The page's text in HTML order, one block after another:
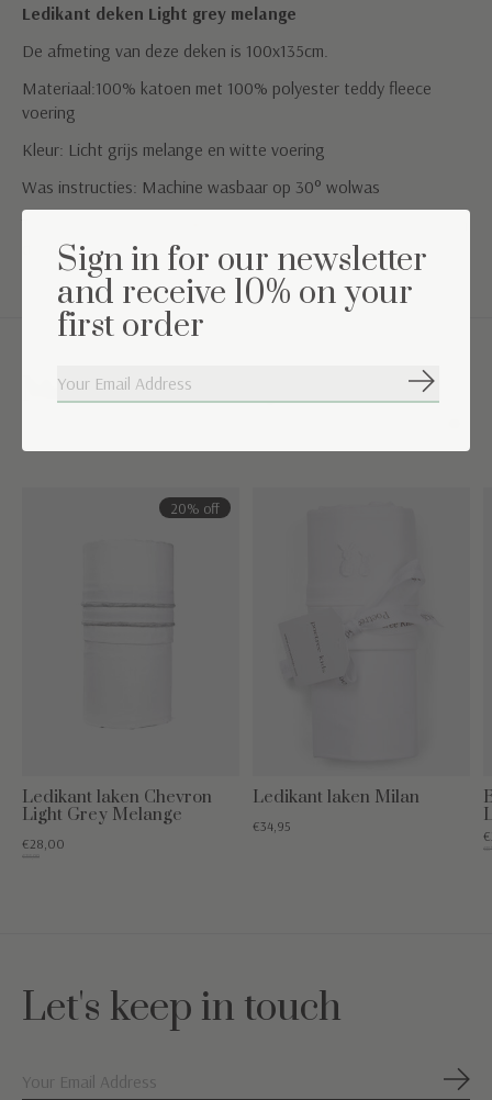
Ledikant deken Light grey melange
De afmeting van deze deken is 100x135cm.
Materiaal:100% katoen met 100% polyester teddy fleece
voering
Kleur: Licht grijs melange en witte voering
Was instructies: Machine wasbaar op 30° wolwas
de 16°C-19°C)
Maak de set compleet
Carousel items
20% off
Ledikant laken Chevron
Light Grey Melange
€28,00
€35,00
Ledikant laken Milan
€34,95
Let's keep in touch
Sign in for our newsletter
and receive 10% on your
first order
Abonneer